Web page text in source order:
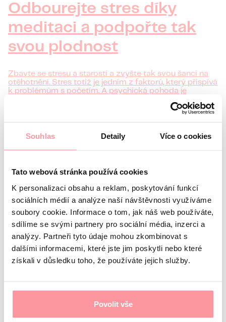
Souhlas Detaily Více o cookies
Tato webová stránka používá cookies
K personalizaci obsahu a reklam, poskytování funkcí
sociálních médií a analýze naší návštěvnosti využíváme
soubory cookie. Informace o tom, jak náš web používáte,
sdílíme se svými partnery pro sociální média, inzerci a
analýzy. Partneři tyto údaje mohou zkombinovat s
dalšími informacemi, které jste jim poskytli nebo které
získali v důsledku toho, že používáte jejich služby.
Povolit vše
Odbourejte stres díky
meditaci a podpořte tak
svou plodnost
Zbavte se stresu a starostí a zvyšte tak svou šanci na
otěhotnění. Stres totiž je jedním z faktorů, který přispívá
k problémům s početím. A psychická pohoda je
léčbu. K celkovému zklidnění vám může pomoci i jen
číst více
Vstupní konzultace s
lékařem zdarma
Informace o vás
Jméno
Příjmení